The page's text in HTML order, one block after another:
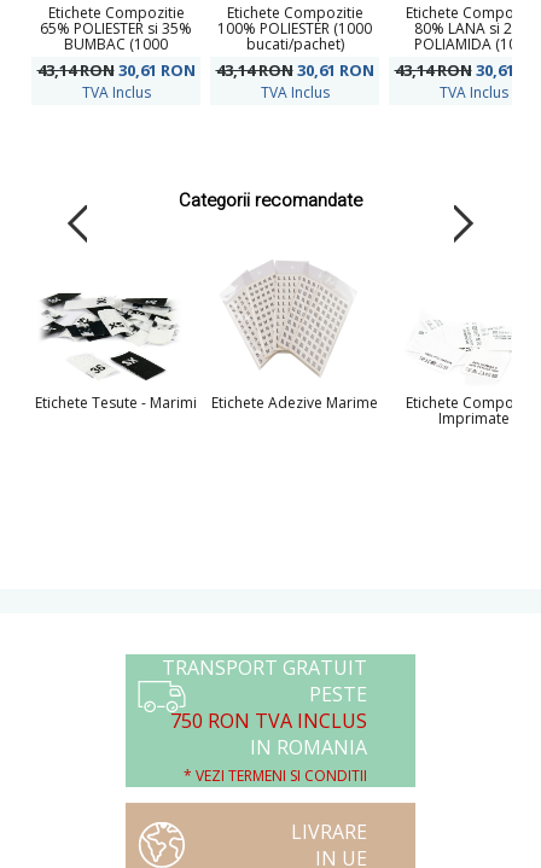
Etichete Compozitie
65% POLIESTER si 35%
BUMBAC (1000
43,14 RON30,61 RON
TVA Inclus
Etichete Compozitie
100% POLIESTER (1000
bucati/pachet)
43,14 RON30,61 RON
TVA Inclus
Etichete Compozitie
80% LANA si 20%
POLIAMIDA (1000
43,14 RON30,61
TVA Inclus
Categorii recomandate
Etichete Tesute - Marimi Etichete Adezive Marime Etichete Compozitie
Imprimate
TRANSPORT GRATUIT
PESTE
750 RON TVA INCLUS
IN ROMANIA
* VEZI TERMENI SI CONDITII
LIVRARE
IN UE